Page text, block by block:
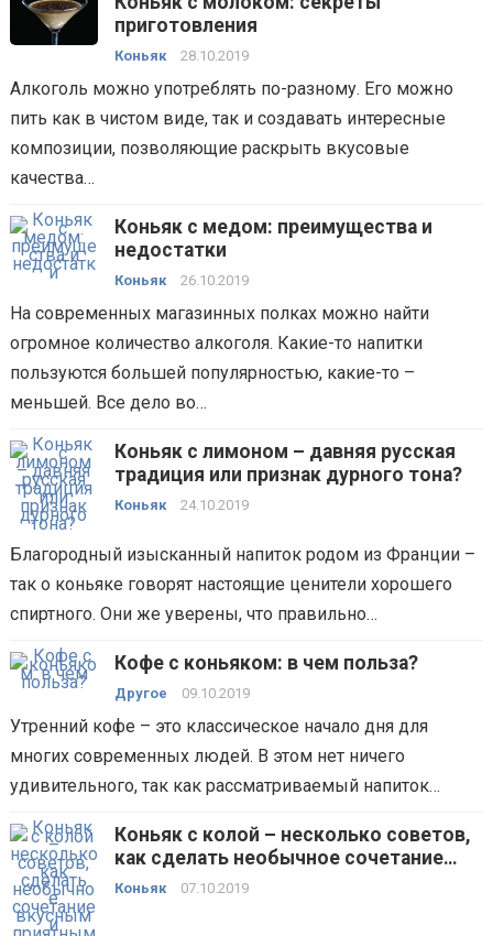
приготовления
Коньяк 28.10.2019
Алкоголь можно употреблять по-разному. Его можно
пить как в чистом виде, так и создавать интересные
композиции, позволяющие раскрыть вкусовые
качества…
Коньяк с медом: преимущества и
недостатки
Коньяк 26.10.2019
На современных магазинных полках можно найти
огромное количество алкоголя. Какие-то напитки
пользуются большей популярностью, какие-то –
меньшей. Все дело во…
Коньяк с лимоном – давняя русская
традиция или признак дурного тона?
Коньяк 24.10.2019
Благородный изысканный напиток родом из Франции –
так о коньяке говорят настоящие ценители хорошего
спиртного. Они же уверены, что правильно…
Кофе с коньяком: в чем польза?
Другое 09.10.2019
Утренний кофе – это классическое начало дня для
многих современных людей. В этом нет ничего
удивительного, так как рассматриваемый напиток…
Коньяк с колой – несколько советов,
как сделать необычное сочетание
вкусным и приятным
Коньяк 07.10.2019